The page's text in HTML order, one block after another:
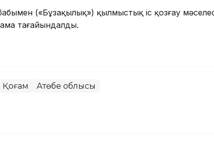
(«Бұзақылық») қылмыстық іс қозғау
тағайындалды.
Қоғам Ақтөбе облысы